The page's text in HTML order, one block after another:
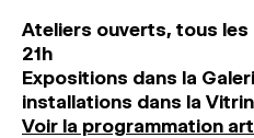
Ateliers ouverts, tous les
21h
Expositions dans la
installations dans la
Voir la programmation